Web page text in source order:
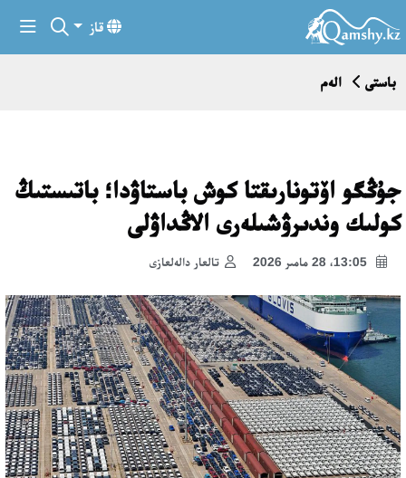
قاز
باستى الەم
جۇڭگو اۆتونارىقتا كوش باستاۋدا؛ باتىستىڭ
كولىك وندىرۋشىلەرى الاڭداۋلى
تالعار دالەلعازى